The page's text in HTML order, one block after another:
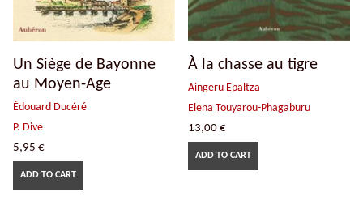
Un Siège de Bayonne
au Moyen-Age
Édouard Ducéré
P. Dive
5,95 €
ADD TO CART
À la chasse au tigre
Aingeru Epaltza
Elena Touyarou-Phagaburu
13,00€
ADD TO CART